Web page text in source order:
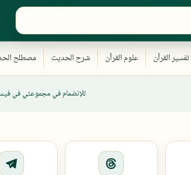
للإنضمام في مجموعتي في